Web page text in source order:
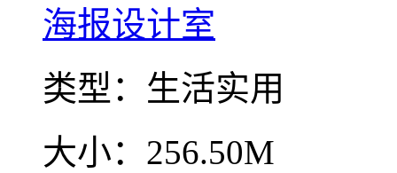
海报设计室
类型： 生活实用
大小： 256.50M